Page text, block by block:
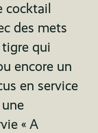
cocktail
des mets
qui
encore un
en service
« A